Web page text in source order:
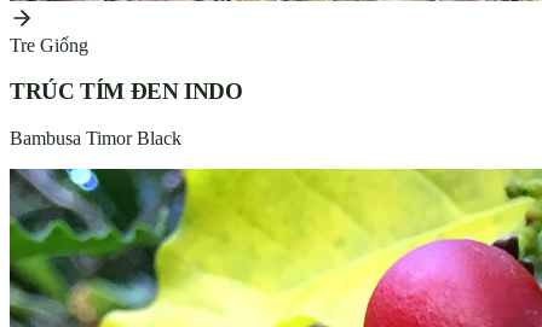
Tre Giống
TRÚC TÍM ĐEN INDO
Bambusa Timor Black